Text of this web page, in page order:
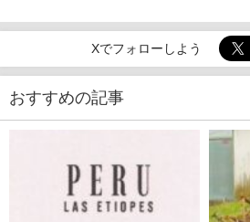
Xでフォローしよう
おすすめの記事